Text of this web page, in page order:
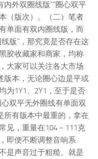
外双圈线版”“圈心双平
（版次）。
（二） 笔者
单面有双内圈线版，而
版”，那究竟是否存在这
胶收藏家和商家，均称
大家可以关注各大市场
版本，无论圈心边是平或
为1Y1、2Y1，至于是否
心双平无外圈线有单面双
所有版本中最重的，拿在
见，重量在104－111克
即便不断调整音响系
是声音过于粗糙、就是